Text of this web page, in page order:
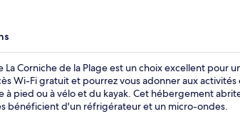
Corniche de la Plage est un choix excellent pour
Wi-Fi gratuit et pourrez vous adonner aux activités
pied ou à vélo et du kayak. Cet hébergement
bénéficient d'un réfrigérateur et un micro-ondes.